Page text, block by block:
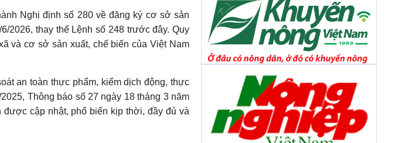
Nghị định số 280 về đăng ký cơ sở sản
2026, thay thế Lệnh số 248 trước đây. Quy
và cơ sở sản xuất, chế biến của Việt Nam
an toàn thực phẩm, kiểm dịch động, thực
Thông báo số 27 ngày 18 tháng 3 năm
cập nhật, phổ biến kịp thời, đầy đủ và